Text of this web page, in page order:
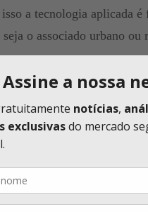
a tecnologia aplicada é
o associado urbano ou
tipos de negócios os
Transportes,
ou no ponto de
baixa cobertura